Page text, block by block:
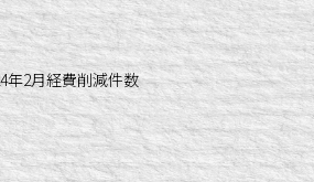
年2月経費削減件数